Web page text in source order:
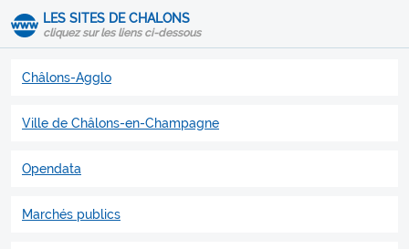
LES SITES DE CHALONS
cliquez sur les liens ci-dessous
Châlons-Agglo
Ville de Châlons-en-Champagne
Opendata
Marchés publics